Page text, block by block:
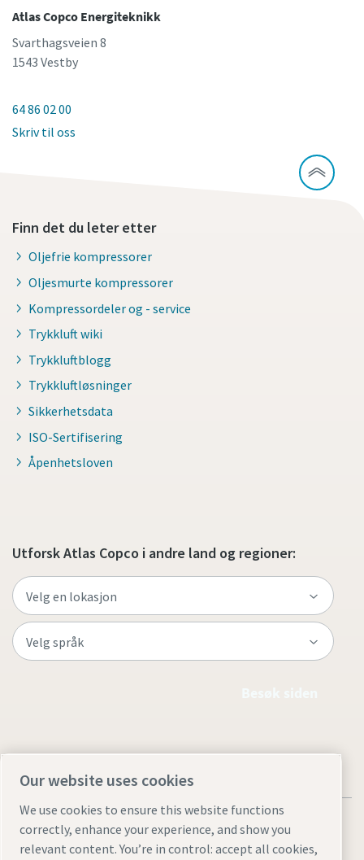
Atlas Copco Energiteknikk
Svarthagsveien 8
1543 Vestby
64 86 02 00
Skriv til oss
Finn det du leter etter
Oljefrie kompressorer
Oljesmurte kompressorer
Kompressordeler og - service
Trykkluft wiki
Trykkluftblogg
Trykkluftløsninger
Sikkerhetsdata
ISO-Sertifisering
Åpenhetsloven
Utforsk Atlas Copco i andre land og regioner:
Our website uses cookies
We use cookies to ensure this website functions
correctly, enhance your experience, and show you
relevant content. You’re in control: accept all cookies,